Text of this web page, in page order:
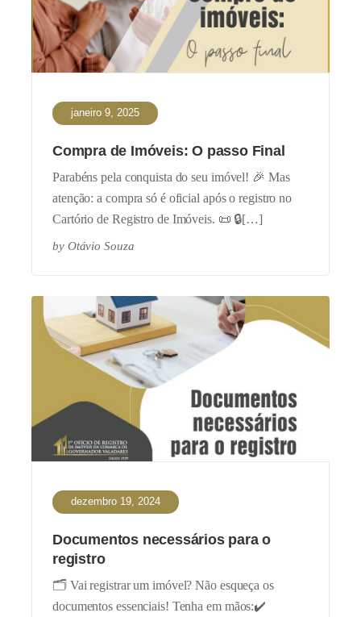
janeiro 9, 2025
Compra de Imóveis: O passo Final
Parabéns pela conquista do seu imóvel! 🎉 Mas
atenção: a compra só é oficial após o registro no
Cartório de Registro de Imóveis. 📜 🔒[…]
by Otávio Souza
dezembro 19, 2024
Documentos necessários para o
registro
🗂️ Vai registrar um imóvel? Não esqueça os
documentos essenciais! Tenha em mãos:✔️